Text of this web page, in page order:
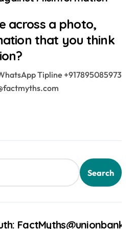
across a photo,
that you think
Tipline +917895085973
Search
FactMyths@unionbank